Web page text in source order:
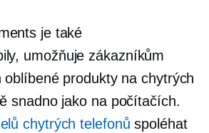
je také
umožňuje zákazníkům
oblíbené produkty na chytrých
snadno jako na počítačích.
chytrých telefonů spoléhat